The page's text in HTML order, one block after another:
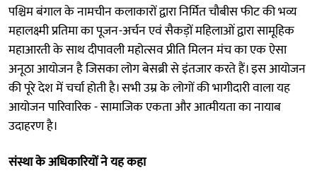
पश्चिम बंगाल के नामचीन कलाकारों द्वारा निर्मित चौबीस फीट की भव्य
महालक्ष्मी प्रतिमा का पूजन-अर्चन एवं सैकड़ों महिलाओं द्वारा सामूहिक
महाआरती के साथ दीपावली महोत्सव प्रीति मिलन मंच का एक ऐसा
अनूठा आयोजन है जिसका लोग बेसब्री से इंतजार करते हैं। इस आयोजन
की पूरे देश में चर्चा होती है। सभी उम्र के लोगों की भागीदारी वाला यह
आयोजन पारिवारिक - सामाजिक एकता और आत्मीयता का नायाब
उदाहरण है।
संस्था के अधिकारियों ने यह कहा